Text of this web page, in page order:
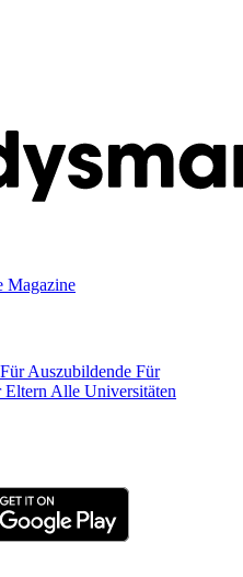
Magazine
Für Auszubildende Für
Eltern Alle Universitäten